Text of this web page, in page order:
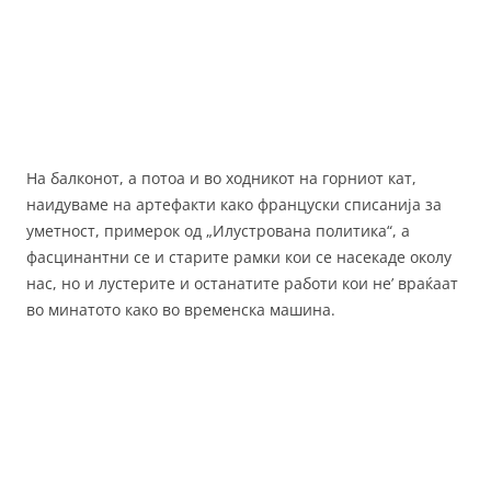
На балконот, а потоа и во ходникот на горниот кат,
наидуваме на артефакти како француски списанија за
уметност, примерок од „Илустрована политика“, а
фасцинантни се и старите рамки кои се насекаде околу
нас, но и лустерите и останатите работи кои не’ враќаат
во минатото како во временска машина.